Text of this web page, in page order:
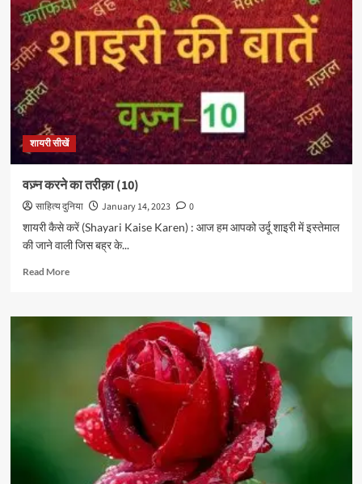
होने
वाले
अलफ़ाज़
…
शायरी सीखें
वज़्न करने का तरीक़ा (10)
साहित्य दुनिया January 14, 2023
0
शायरी कैसे करें (Shayari Kaise Karen) : आज हम आपको उर्दू शाइरी में इस्तेमाल
की जाने वाली जिस बह्र के...
Read MoreRead
वज़्न